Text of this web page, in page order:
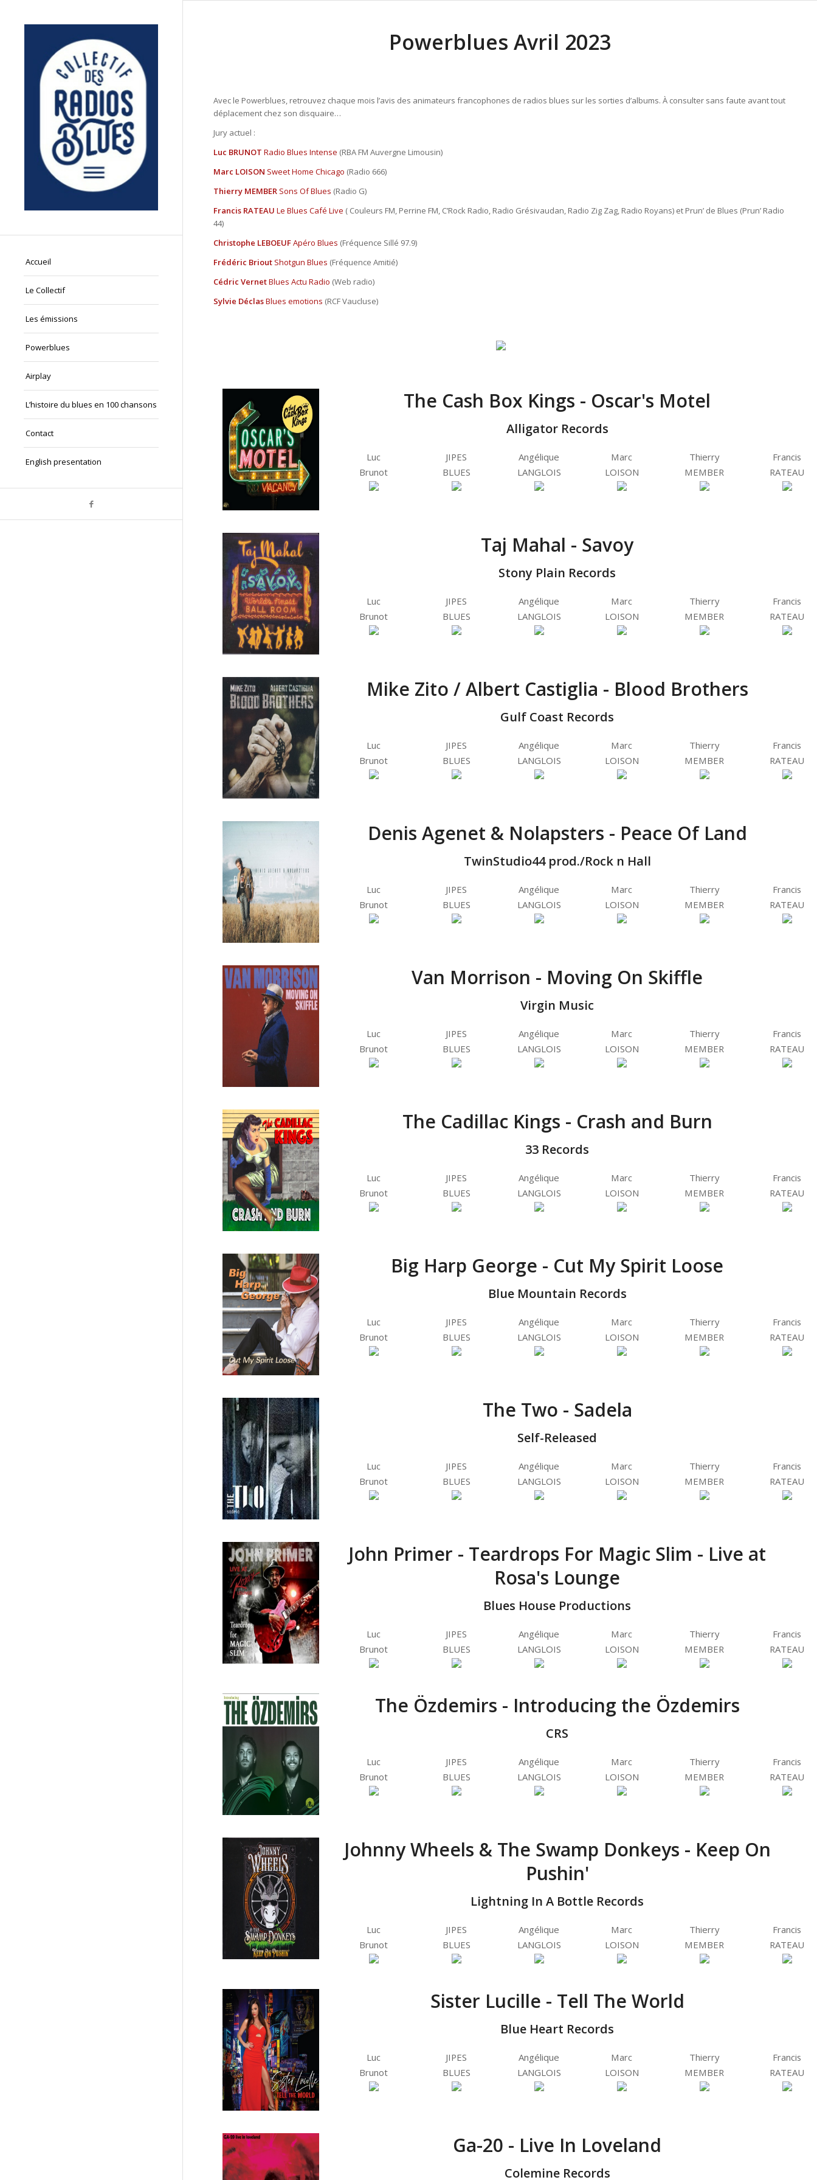
Accueil
Le Collectif
Les émissions
Powerblues
Airplay
L’histoire du blues en 100 chansons
Contact
English presentation
Powerblues Avril 2023
Avec le Powerblues, retrouvez chaque mois l’avis des animateurs francophones de radios blues sur les sorties d’albums. À consulter sans faute avant tout
déplacement chez son disquaire…
Jury actuel :
Luc BRUNOT Radio Blues Intense (RBA FM Auvergne Limousin)
Marc LOISON Sweet Home Chicago (Radio 666)
Thierry MEMBER Sons Of Blues (Radio G)
Francis RATEAU Le Blues Café Live ( Couleurs FM, Perrine FM, C’Rock Radio, Radio Grésivaudan, Radio Zig Zag, Radio Royans) et Prun’ de Blues (Prun’ Radio
44)
Christophe LEBOEUFApéro Blues (Fréquence Sillé 97.9)
Frédéric Briout Shotgun Blues (Fréquence Amitié)
Cédric VernetBlues Actu Radio (Web radio)
Sylvie DéclasBlues emotions (RCF Vaucluse)
The Cash Box Kings - Oscar's Motel
Alligator Records
Luc
Brunot
JIPES
BLUES
Angélique
LANGLOIS
Marc
LOISON
Thierry
MEMBER
Francis
RATEAU
Taj Mahal - Savoy
Stony Plain Records
Luc
Brunot
JIPES
BLUES
Angélique
LANGLOIS
Marc
LOISON
Thierry
MEMBER
Francis
RATEAU
Mike Zito / Albert Castiglia - Blood Brothers
Gulf Coast Records
Luc
Brunot
JIPES
BLUES
Angélique
LANGLOIS
Marc
LOISON
Thierry
MEMBER
Francis
RATEAU
Denis Agenet & Nolapsters - Peace Of Land
TwinStudio44 prod./Rock n Hall
Luc
Brunot
JIPES
BLUES
Angélique
LANGLOIS
Marc
LOISON
Thierry
MEMBER
Francis
RATEAU
Van Morrison - Moving On Skiffle
Virgin Music
Luc
Brunot
JIPES
BLUES
Angélique
LANGLOIS
Marc
LOISON
Thierry
MEMBER
Francis
RATEAU
The Cadillac Kings - Crash and Burn
33 Records
Luc
Brunot
JIPES
BLUES
Angélique
LANGLOIS
Marc
LOISON
Thierry
MEMBER
Francis
RATEAU
Big Harp George - Cut My Spirit Loose
Blue Mountain Records
Luc
Brunot
JIPES
BLUES
Angélique
LANGLOIS
Marc
LOISON
Thierry
MEMBER
Francis
RATEAU
The Two - Sadela
Self-Released
Luc
Brunot
JIPES
BLUES
Angélique
LANGLOIS
Marc
LOISON
Thierry
MEMBER
Francis
RATEAU
John Primer - Teardrops For Magic Slim - Live at
Rosa's Lounge
Blues House Productions
Luc
Brunot
JIPES
BLUES
Angélique
LANGLOIS
Marc
LOISON
Thierry
MEMBER
Francis
RATEAU
The Özdemirs - Introducing the Özdemirs
CRS
Luc
Brunot
JIPES
BLUES
Angélique
LANGLOIS
Marc
LOISON
Thierry
MEMBER
Francis
RATEAU
Johnny Wheels & The Swamp Donkeys - Keep On
Pushin'
Lightning In A Bottle Records
Luc
Brunot
JIPES
BLUES
Angélique
LANGLOIS
Marc
LOISON
Thierry
MEMBER
Francis
RATEAU
Sister Lucille - Tell The World
Blue Heart Records
Luc
Brunot
JIPES
BLUES
Angélique
LANGLOIS
Marc
LOISON
Thierry
MEMBER
Francis
RATEAU
Ga-20 - Live In Loveland
Colemine Records